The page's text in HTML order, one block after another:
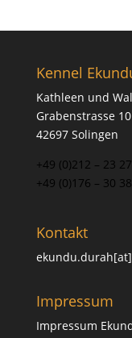
Kennel
Kathleen und
Grabenstrasse 10
42697 Solingen
+49 (0)212 – 23
+49 (0)176 – 30
Kontakt
Impressum
Impressum